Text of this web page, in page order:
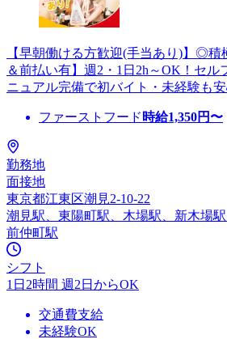
【早朝働ける方歓迎(手当あり)】◎
＆前払い有】週2・1日2h～OK！セ
ニュアル完備で初バイト・未経験も
ファーストフード 時給1,350円〜
勤務地
面接地
東京都江東区潮見2-10-22
潮見駅、東陽町駅、木場駅、新木場
前仲町駅
シフト
1日2時間 週2日からOK
交通費支給
未経験OK